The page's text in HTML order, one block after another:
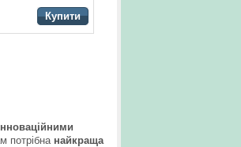
Купити
потрібна найкраща